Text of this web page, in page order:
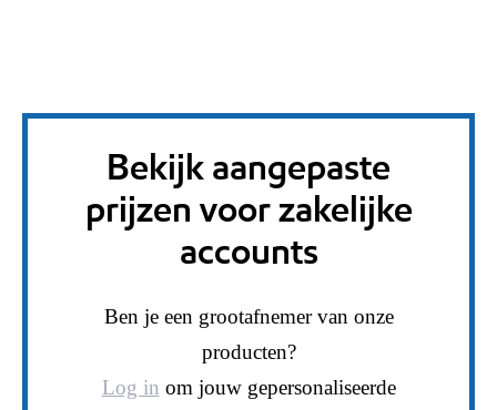
Bekijk aangepaste
prijzen voor zakelijke
accounts
Ben je een grootafnemer van onze
producten?
Log in om jouw gepersonaliseerde